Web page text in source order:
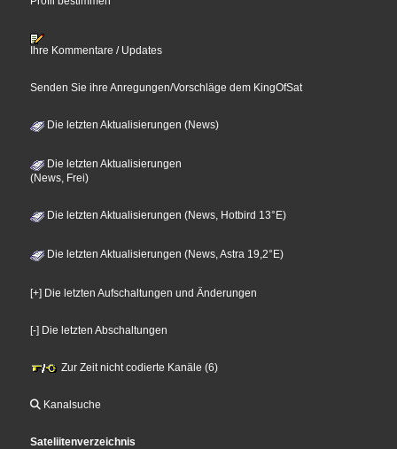
Ihre Kommentare / Updates
Senden Sie ihre Anregungen/Vorschläge dem KingOfSat
Die letzten Aktualisierungen (News)
Die letzten Aktualisierungen
(News, Frei)
Die letzten Aktualisierungen (News, Hotbird 13°E)
Die letzten Aktualisierungen (News, Astra 19,2°E)
[+] Die letzten Aufschaltungen und Änderungen
[-] Die letzten Abschaltungen
Zur Zeit nicht codierte Kanäle (6)
Kanalsuche
Sateliitenverzeichnis